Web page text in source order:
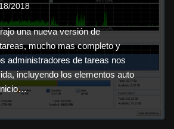
2018
una nueva versión de
mucho mas completo y
administradores de tareas nos
incluyendo los elementos auto
inicio…